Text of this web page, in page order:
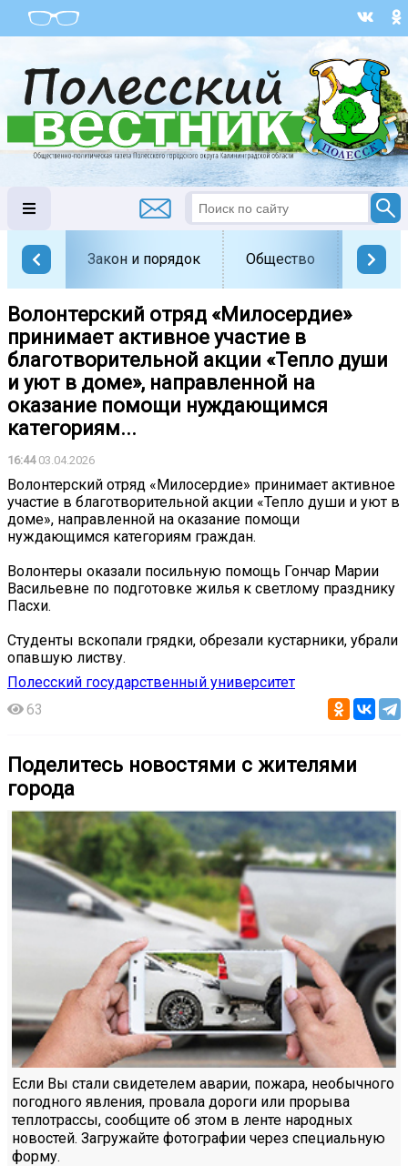
Закон и порядок Общество
Волонтерский отряд «Милосердие»
принимает активное участие в
благотворительной акции «Тепло души
и уют в доме», направленной на
оказание помощи нуждающимся
категориям...
16:4403.04.2026
Волонтерский отряд «Милосердие» принимает активное
участие в благотворительной акции «Тепло души и уют в
доме», направленной на оказание помощи
нуждающимся категориям граждан.
Волонтеры оказали посильную помощь Гончар Марии
Васильевне по подготовке жилья к светлому празднику
Пасхи.
Студенты вскопали грядки, обрезали кустарники, убрали
опавшую листву.
Полесский государственный университет
63
Поделитесь новостями с жителями
города
Если Вы стали свидетелем аварии, пожара, необычного
погодного явления, провала дороги или прорыва
теплотрассы, сообщите об этом в ленте народных
новостей. Загружайте фотографии через специальную
форму.